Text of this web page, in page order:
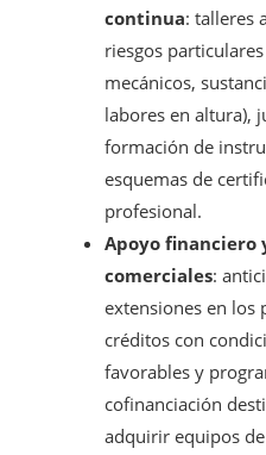
continua: talleres
riesgos
mecánicos,
labores en altura),
formación de
esquemas de
profesional.
Apoyo financiero
comerciales:
extensiones en los
créditos con
favorables y
cofinanciación
adquirir equipos